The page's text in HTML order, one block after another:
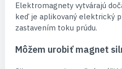
Elektromagnety vytvárajú
keď je aplikovaný elektrický
zastavením toku prúdu.
Môžem urobiť magnet